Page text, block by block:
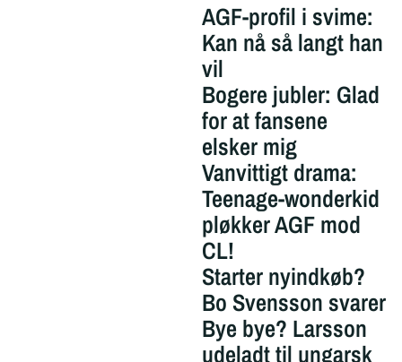
AGF-profil i svime:
Kan nå så langt han
vil
Bogere jubler: Glad
for at fansene
elsker mig
Vanvittigt drama:
Teenage-wonderkid
pløkker AGF mod
CL!
Starter nyindkøb?
Bo Svensson svarer
Bye bye? Larsson
udeladt til ungarsk